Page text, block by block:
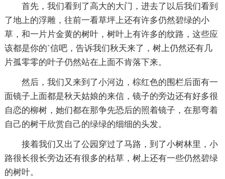
首先，我们看到了高大的大门，进去了以后我们看到
了地上的浮雕，往前一看草坪上还有许多仍然碧绿的小
草，和一片片金黄的树叶，树叶上有许多的纹路，这些应
该都是你的`信吧，告诉我们秋天来了，树上仍然还有几
片孤零零的叶子仍然站在上面不肯落下来。
然后，我们又来到了小河边，棕红色的围栏后面有一
面镜子上面都是秋天姑娘的来信，镜子的旁边还有好多很
自恋的柳树，她们都在那争先恐后的照着镜子，在那弯着
自己的树干欣赏自己的绿绿的细细的头发。
接着我们又出了公园穿过了马路，到了小树林里，小
路很长很长旁边还有很多的枯草，树上还有一些仍然碧绿
的树叶。